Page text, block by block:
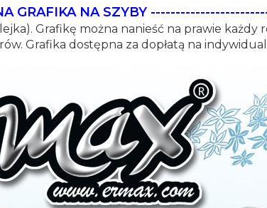
GRAFIKA NA SZYBY
Grafikę można nanieść na prawie każdy
Grafika dostępna za dopłatą na